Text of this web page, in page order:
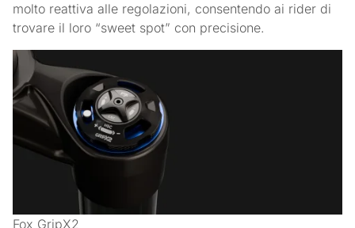
molto reattiva alle regolazioni, consentendo ai rider di
trovare il loro “sweet spot” con precisione.
Fox GripX2